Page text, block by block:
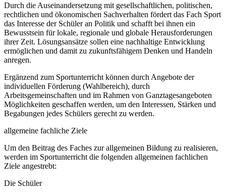
Durch die Auseinandersetzung mit gesellschaftlichen, politischen,
rechtlichen und ökonomischen Sachverhalten fördert das Fach Sport
das Interesse der Schüler an Politik und schafft bei ihnen ein
Bewusstsein für lokale, regionale und globale Herausforderungen
ihrer Zeit. Lösungsansätze sollen eine nachhaltige Entwicklung
ermöglichen und damit zu zukunftsfähigem Denken und Handeln
anregen.
Ergänzend zum Sportunterricht können durch Angebote der
individuellen Förderung (Wahlbereich), durch
Arbeitsgemeinschaften und im Rahmen von Ganztagesangeboten
Möglichkeiten geschaffen werden, um den Interessen, Stärken und
Begabungen jedes Schülers gerecht zu werden.
allgemeine fachliche Ziele
Um den Beitrag des Faches zur allgemeinen Bildung zu realisieren,
werden im Sportunterricht die folgenden allgemeinen fachlichen
Ziele angestrebt:
Die Schüler